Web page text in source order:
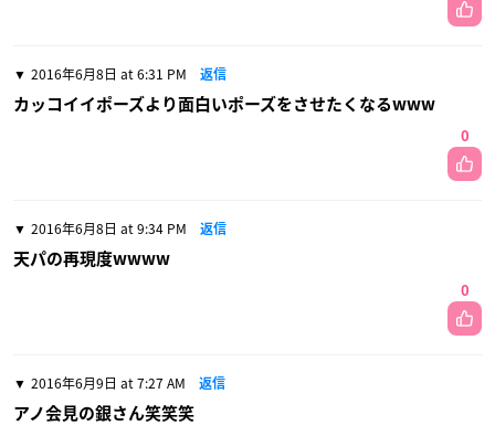
2016年6月8日 at 6:31 PM 返信
カッコイイポーズより面白いポーズをさせたくなるwww
0
2016年6月8日 at 9:34 PM 返信
天パの再現度wwww
0
2016年6月9日 at 7:27 AM 返信
アノ会見の銀さん笑笑笑